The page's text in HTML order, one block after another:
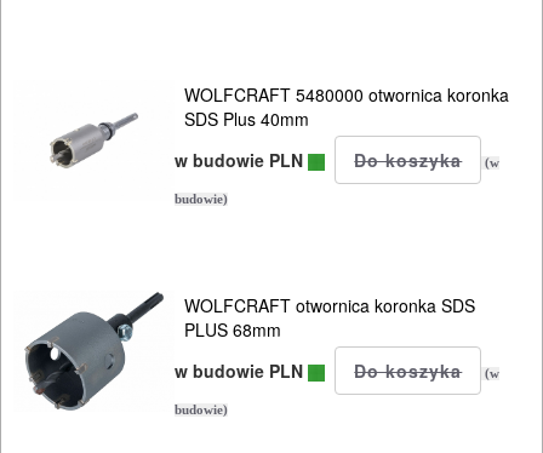
WOLFCRAFT 5480000 otwornica koronka
SDS Plus 40mm
w budowie PLN
(w
budowie)
WOLFCRAFT otwornica koronka SDS
PLUS 68mm
w budowie PLN
(w
budowie)